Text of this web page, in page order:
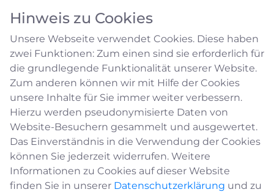
Straßenverkehrsüberwachung
Die Verkehrsüberwachung sorgt für
Sicherheit und Ordnung auf unseren Straßen,
Wegen und Plätzen
Hinweis zu Cookies
Unsere Webseite verwendet Cookies. Diese haben
zwei Funktionen: Zum einen sind sie erforderlich für
die grundlegende Funktionalität unserer Website.
Zum anderen können wir mit Hilfe der Cookies
unsere Inhalte für Sie immer weiter verbessern.
Hierzu werden pseudonymisierte Daten von
Website-Besuchern gesammelt und ausgewertet.
Das Einverständnis in die Verwendung der Cookies
können Sie jederzeit widerrufen. Weitere
Informationen zu Cookies auf dieser Website
finden Sie in unserer Datenschutzerklärung und zu